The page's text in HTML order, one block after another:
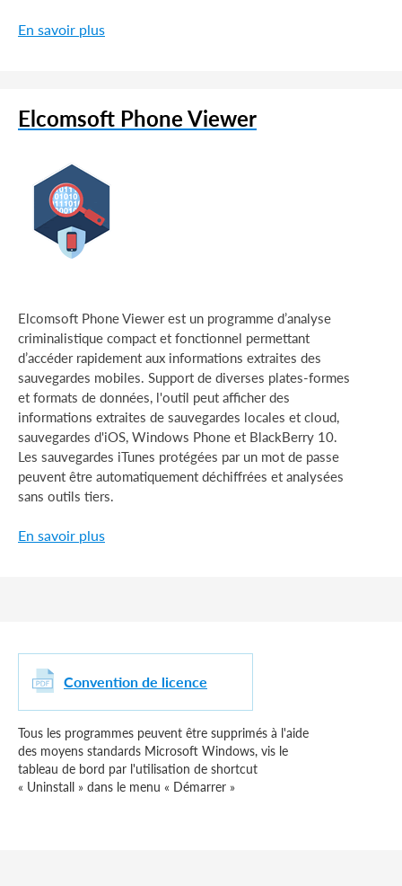
En savoir plus
Elcomsoft Phone Viewer
Elcomsoft Phone Viewer est un programme d’analyse
criminalistique compact et fonctionnel permettant
d’accéder rapidement aux informations extraites des
sauvegardes mobiles. Support de diverses plates-formes
et formats de données, l'outil peut afficher des
informations extraites de sauvegardes locales et cloud,
sauvegardes d'iOS, Windows Phone et BlackBerry 10.
Les sauvegardes iTunes protégées par un mot de passe
peuvent être automatiquement déchiffrées et analysées
sans outils tiers.
En savoir plus
Convention de licence
Tous les programmes peuvent être supprimés à l'aide
des moyens standards Microsoft Windows, vis le
tableau de bord par l'utilisation de shortcut
« Uninstall » dans le menu « Démarrer »